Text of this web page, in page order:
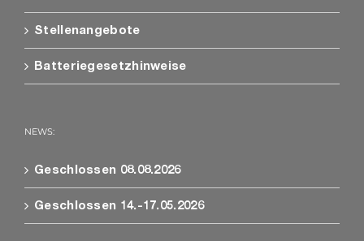
Stellenangebote
Batteriegesetzhinweise
NEWS:
Geschlossen 08.08.2026
Geschlossen 14.-17.05.2026